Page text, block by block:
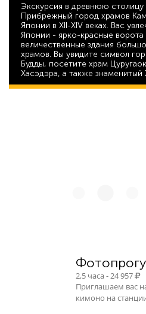
Экскурсия в древнюю
Прибрежный город храмов
Японии в XII-XIV веках. Вас
Японии - ярко-красные
величественные здания
храмов. Вы увидите символ
Будды, посетите храм
Хасэдэра, а также знаменитый
2,5 часа - 24 957
Приглашаем вас
кимоно на